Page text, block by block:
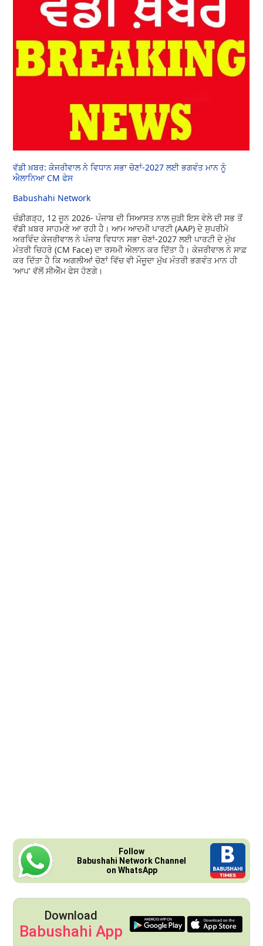
ਵੱਡੀ ਖ਼ਬਰ: ਕੇਜਰੀਵਾਲ ਨੇ ਵਿਧਾਨ ਸਭਾ ਚੋਣਾਂ-2027 ਲਈ ਭਗਵੰਤ ਮਾਨ ਨੂੰ
ਐਲਾਨਿਆ CM ਫੇਸ
Babushahi Network
ਚੰਡੀਗੜ੍ਹ, 12 ਜੂਨ 2026- ਪੰਜਾਬ ਦੀ ਸਿਆਸਤ ਨਾਲ ਜੁੜੀ ਇਸ ਵੇਲੇ ਦੀ ਸਭ ਤੋਂ
ਵੱਡੀ ਖ਼ਬਰ ਸਾਹਮਣੇ ਆ ਰਹੀ ਹੈ। ਆਮ ਆਦਮੀ ਪਾਰਟੀ (AAP) ਦੇ ਸੁਪਰੀਮੋ
ਅਰਵਿੰਦ ਕੇਜਰੀਵਾਲ ਨੇ ਪੰਜਾਬ ਵਿਧਾਨ ਸਭਾ ਚੋਣਾਂ-2027 ਲਈ ਪਾਰਟੀ ਦੇ ਮੁੱਖ
ਮੰਤਰੀ ਚਿਹਰੇ (CM Face) ਦਾ ਰਸਮੀ ਐਲਾਨ ਕਰ ਦਿੱਤਾ ਹੈ। ਕੇਜਰੀਵਾਲ ਨੇ ਸਾਫ਼
ਕਰ ਦਿੱਤਾ ਹੈ ਕਿ ਅਗਲੀਆਂ ਚੋਣਾਂ ਵਿੱਚ ਵੀ ਮੌਜੂਦਾ ਮੁੱਖ ਮੰਤਰੀ ਭਗਵੰਤ ਮਾਨ ਹੀ
'ਆਪ' ਵੱਲੋਂ ਸੀਐੱਮ ਫੇਸ ਹੋਣਗੇ।
Follow
Babushahi Network Channel
on WhatsApp
Download
Babushahi App